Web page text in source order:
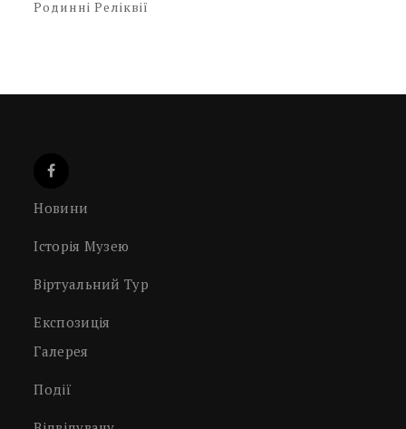
Родинні Реліквії
Новини
Історія Музею
Віртуальний Тур
Експозиція
Галерея
Події